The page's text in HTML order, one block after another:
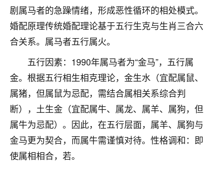
剧属马者的急躁情绪，形成恶性循环的相处模式。
婚配原理传统婚配理论基于五行生克与生肖三合六
合关系。属马者五行属火。
五行因素：1990年属马者为“金马”，五行属
金。根据五行相生相克理论，金生水（宜配属鼠、
属猪，但属鼠为忌配，需结合属相关系综合判
断），土生金（宜配属牛、属龙、属羊、属狗，但
属牛为忌配）。因此，在五行层面，属羊、属狗与
金马更为契合，而属牛需谨慎对待。性格调和：即
使属相相合，若。
3小时前 来自河北 16
付深
我是公司人事调整，有升迁机会，但同时竞争的我们
三个，找老师的时候是抱着侥幸心理，没想到老师看
着我晋升有望，我半信半疑的按照老师建议，做了化
太岁还有一个发钱粮，本来年前的人事调整，拖到年
后，我以为都没戏了，结果开年一上班，开会提拔升
职第一个就是我，职务无所谓，主要是底薪加了
3000，非常开心，无论如何，感恩感谢！🙏🏻
鹿森：恭喜升职加薪！！，请客吗？�
12小时前 来自北京